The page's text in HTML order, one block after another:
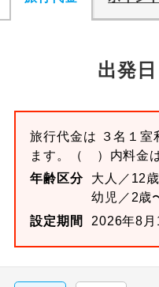
出発
旅行代金は ３名１室
ます。
（ ）内料金
年齢区分
大人／12
幼児／2歳
設定期間
2026年8月